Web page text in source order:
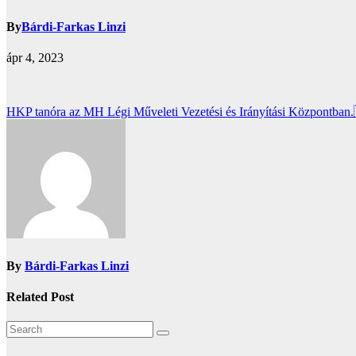
ByBárdi-Farkas Linzi
ápr 4, 2023
Bejegyzés
HKP tanóra az MH Légi Műveleti Vezetési és Irányítási
By Bárdi-Farkas Linzi
Related Post